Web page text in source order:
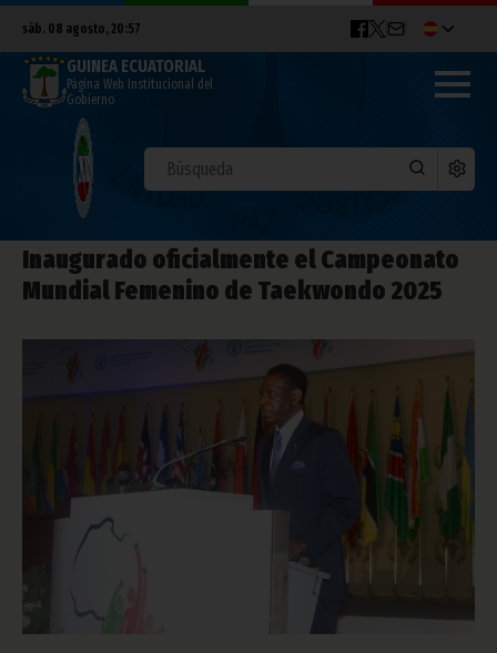
sáb. 08 agosto, 20:57
GUINEA ECUATORIAL
Página Web Institucional del
Gobierno
Inaugurado oficialmente el Campeonato
Mundial Femenino de Taekwondo 2025